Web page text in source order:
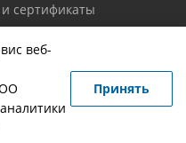
сертификаты
веб-
Принять